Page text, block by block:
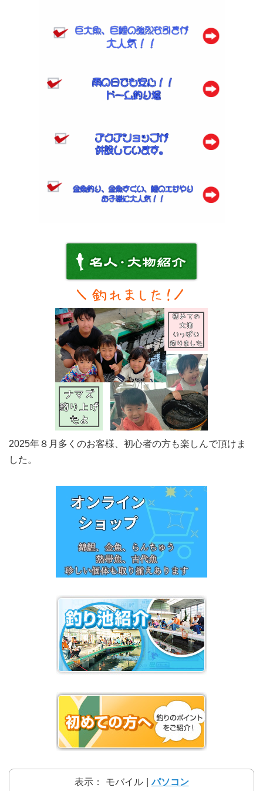
2025年８月多くのお客様、初心者の方も楽しんで頂けま
した。
表示： モバイル パソコン